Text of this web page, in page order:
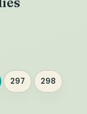
Pagina
297 Pagina
298